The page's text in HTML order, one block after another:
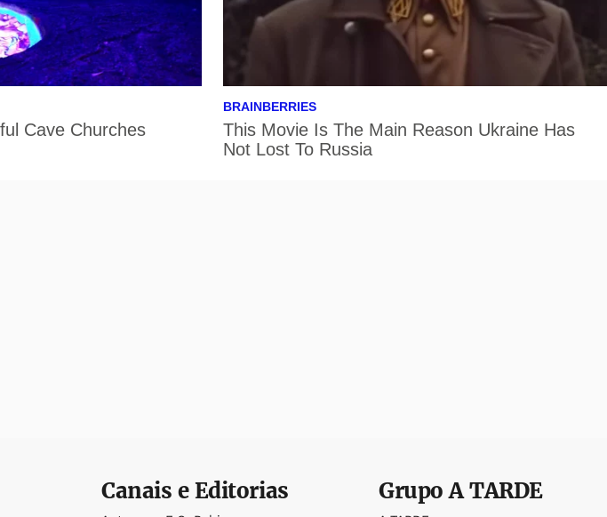
Canais e Editorias GrupoA TARDE